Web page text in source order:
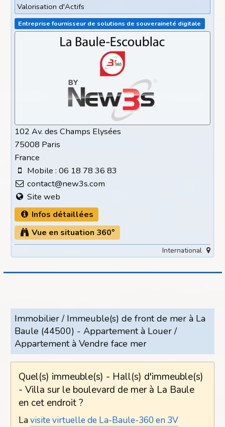
Valorisation d'Actifs
Entreprise fournisseur de solutions de souveraineté digitale
102 Av. des Champs Elysées
75008 Paris
France
Mobile : 06 18 78 36 83
contact@new3s.com
Site web
Infos détaillées
Vue en situation 360°
International
Immobilier / Immeuble(s) de front de mer à La
Baule (44500) - Appartement à Louer /
Appartement à Vendre face mer
Quel(s) immeuble(s) - Hall(s) d'immeuble(s)
- Villa sur le boulevard de mer à La Baule
en cet endroit ?
Lavisite virtuelle de La-Baule-360 en 3V